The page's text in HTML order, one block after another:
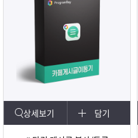
상세보기 담기